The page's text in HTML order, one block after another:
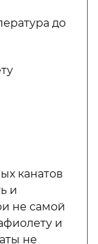
до
канатов
и
не самой
и
не